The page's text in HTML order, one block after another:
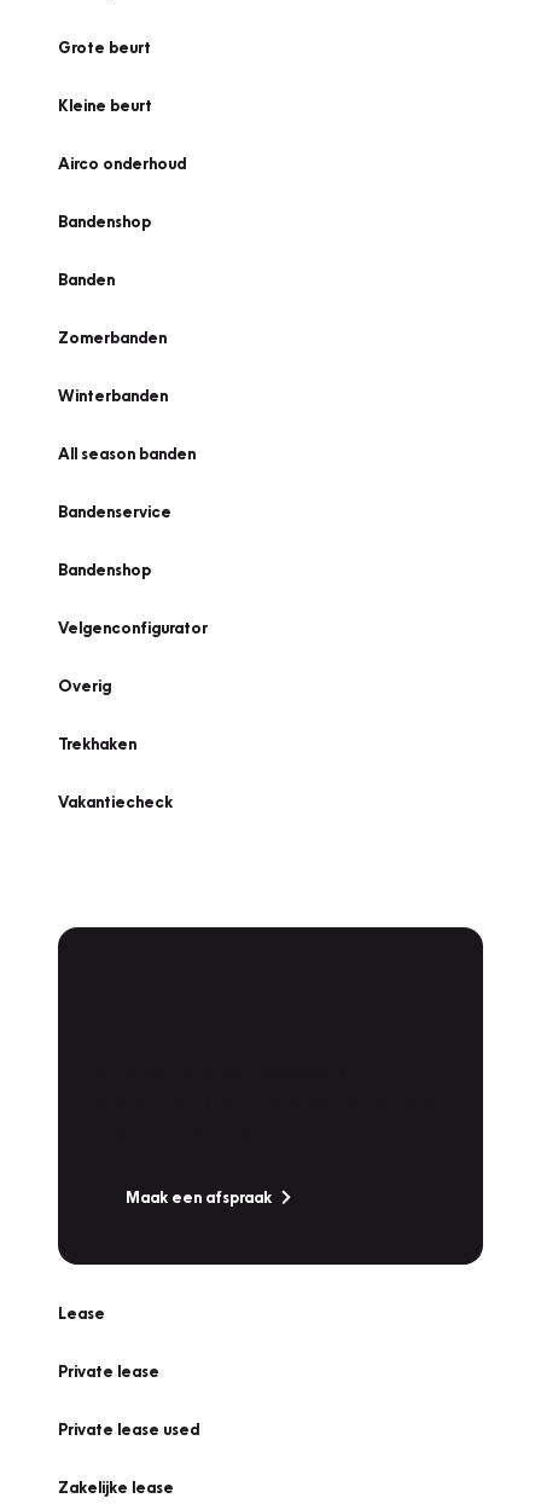
Grote beurt
Kleine beurt
Airco onderhoud
Bandenshop
Banden
Zomerbanden
Winterbanden
All season banden
Bandenservice
Bandenshop
Velgenconfigurator
Overig
Trekhaken
Vakantiecheck
Maak een afspraak
Lease
Private lease
Private lease used
Zakelijke lease